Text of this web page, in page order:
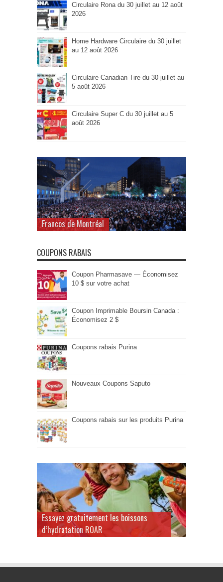
Circulaire Rona du 30 juillet au 12 août
2026
Home Hardware Circulaire du 30 juillet
au 12 août 2026
Circulaire Canadian Tire du 30 juillet au
5 août 2026
Circulaire Super C du 30 juillet au 5
août 2026
Francos de Montréal
COUPONS RABAIS
Coupon Pharmasave — Économisez
10 $ sur votre achat
Coupon Imprimable Boursin Canada :
Économisez 2 $
Coupons rabais Purina
Nouveaux Coupons Saputo
Coupons rabais sur les produits Purina
Essayez gratuitement les boissons
d’hydratation ROAR